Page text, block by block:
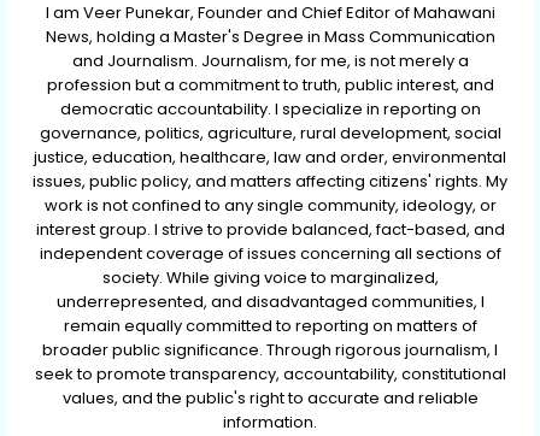
I am Veer Punekar, Founder and Chief Editor of Mahawani
News, holding a Master's Degree in Mass Communication
and Journalism. Journalism, for me, is not merely a
profession but a commitment to truth, public interest, and
democratic accountability. I specialize in reporting on
governance, politics, agriculture, rural development, social
justice, education, healthcare, law and order, environmental
issues, public policy, and matters affecting citizens' rights. My
work is not confined to any single community, ideology, or
interest group. I strive to provide balanced, fact-based, and
independent coverage of issues concerning all sections of
society. While giving voice to marginalized,
underrepresented, and disadvantaged communities, I
remain equally committed to reporting on matters of
broader public significance. Through rigorous journalism, I
seek to promote transparency, accountability, constitutional
values, and the public's right to accurate and reliable
information.